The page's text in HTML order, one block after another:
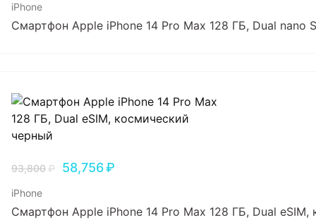
iPhone
Смартфон Apple iPhone 14 Pro Max 128 ГБ, Dual nano
93,800₽ 58,756₽
iPhone
Смартфон Apple iPhone 14 Pro Max 128 ГБ, Dual